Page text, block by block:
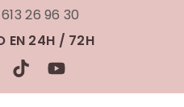
26 96 30
EN 24H / 72H